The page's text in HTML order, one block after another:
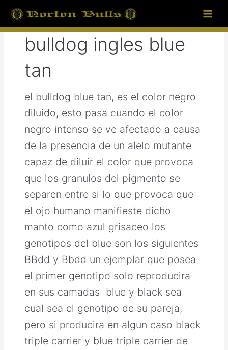
contenido
Main
bulldog ingles blue
tan
el bulldog blue tan, es el color negro
diluido, esto pasa cuando el color
negro intenso se ve afectado a causa
de la presencia de un alelo mutante
capaz de diluir el color que provoca
que los granulos del pigmento se
separen entre si lo que provoca que
el ojo humano manifieste dicho
manto como azul grisaceo los
genotipos del blue son los siguientes
BBdd y Bbdd un ejemplar que posea
el primer genotipo solo reproducira
en sus camadas blue y black sea
cual sea el genotipo de su pareja,
pero si producira en algun caso black
triple carrier y blue triple carrier de